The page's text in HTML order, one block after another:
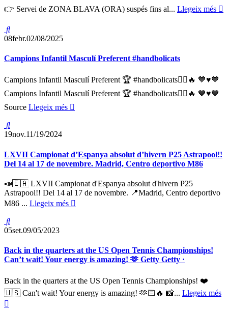
👉 Servei de ZONA BLAVA (ORA) suspés fins al... Llegeix més
08febr.02/08/2025
Campions Infantil Masculí Preferent #handbolicats
Campions Infantil Masculí Preferent 🏆 #handbolicats🤾‍♀️🔥 💙♥️💙
Campions Infantil Masculí Preferent 🏆 #handbolicats🤾‍♀️🔥 💙♥️💙
Source Llegeix més
19nov.11/19/2024
LXVII Campionat d’Espanya absolut d’hivern P25 Astrapool!!
Del 14 al 17 de novembre. Madrid, Centro deportivo M86
📣🇪🇦 LXVII Campionat d'Espanya absolut d'hivern P25
Astrapool!! Del 14 al 17 de novembre. 📍Madrid, Centro deportivo
M86 ... Llegeix més
05set.09/05/2023
Back in the quarters at the US Open Tennis Championships!
Can’t wait! Your energy is amazing! 🫶 Getty Getty ·
Back in the quarters at the US Open Tennis Championships! ❤️
🇺🇸 Can't wait! Your energy is amazing! 🫶🏻🔥 📸... Llegeix més